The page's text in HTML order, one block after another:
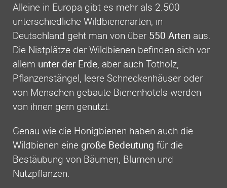
Alleine in Europa gibt es mehr als 2.500
unterschiedliche Wildbienenarten, in
Deutschland geht man von über 550 Arten aus.
Die Nistplätze der Wildbienen befinden sich vor
allem unter der Erde, aber auch Totholz,
Pflanzenstängel, leere Schneckenhäuser oder
von Menschen gebaute Bienenhotels werden
von ihnen gern genutzt.
Genau wie die Honigbienen haben auch die
Wildbienen eine große Bedeutung für die
Bestäubung von Bäumen, Blumen und
Nutzpflanzen.